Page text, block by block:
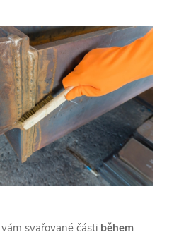
svařované části během